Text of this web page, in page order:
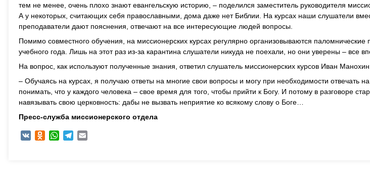
тем не менее, очень плохо знают евангельскую историю, – поделился заместитель руководителя
А у некоторых, считающих себя православными, дома даже нет Библии. На курсах наши слушатели
преподаватели дают пояснения, отвечают на все интересующие людей вопросы.
Помимо совместного обучения, на миссионерских курсах регулярно организовываются паломнические
учебного года. Лишь на этот раз из-за карантина слушатели никуда не поехали, но они уверены – все
На вопрос, как используют полученные знания, ответил слушатель миссионерских курсов Иван
– Обучаясь на курсах, я получаю ответы на многие свои вопросы и могу при необходимости отвечать
понимать, что у каждого человека – свое время для того, чтобы прийти к Богу. И потому в разговоре
навязывать свою церковность: дабы не вызвать неприятие ко всякому слову о Боге…
Пресс-служба миссионерского отдела
VK Odnoklassniki
WhatsAppTelegram